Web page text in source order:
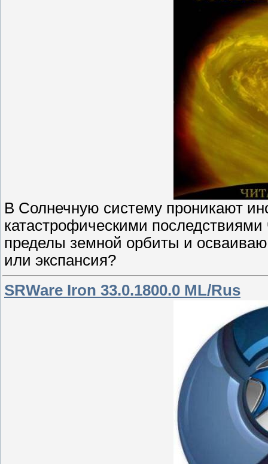
В Солнечную систему проникают
катастрофическими
пределы земной орбиты и
или экспансия?
SRWare Iron 33.0.1800.0 ML/Rus